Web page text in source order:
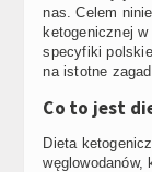
nas. Celem
ketogenicznej
specyfiki
na istotne
Co to jest
Dieta
węglowodanów,